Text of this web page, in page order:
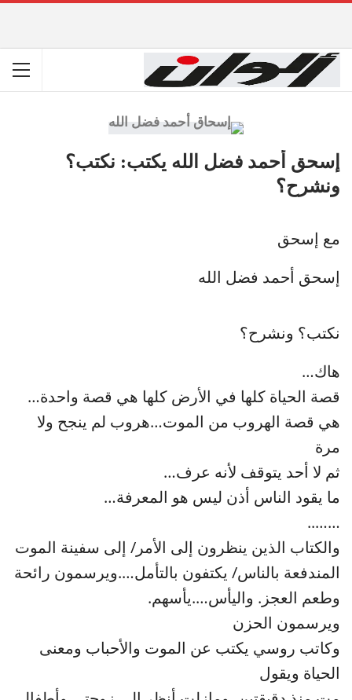
إسحق أحمد فضل الله يكتب: نكتب؟
ونشرح؟
مع إسحق
إسحق أحمد فضل الله
نكتب؟ ونشرح؟
هاك…
قصة الحياة كلها في الأرض كلها هي قصة واحدة…
هي قصة الهروب من الموت…هروب لم ينجح ولا
مرة
ثم لا أحد يتوقف لأنه عرف…
ما يقود الناس أذن ليس هو المعرفة…
……..
والكتاب الذين ينظرون إلى الأمر/ إلى سفينة الموت
المندفعة بالناس/ يكتفون بالتأمل….ويرسمون رائحة
وطعم العجز. واليأس….يأسهم.
ويرسمون الحزن
وكاتب روسي يكتب عن الموت والأحباب ومعنى
الحياة ويقول